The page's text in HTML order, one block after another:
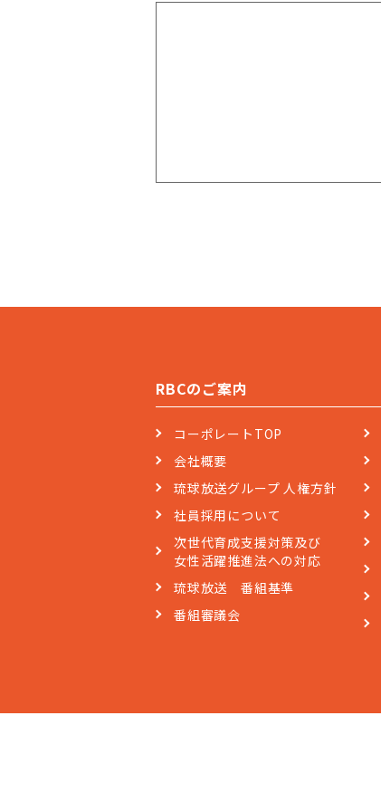
RBCのご案内
コーポレートTOP
会社概要
琉球放送グループ 人権方針
社員採用について
次世代育成支援対策及び
女性活躍推進法への対応
琉球放送 番組基準
番組審議会